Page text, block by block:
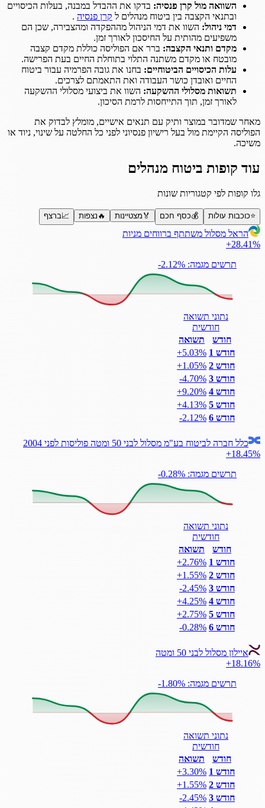
השוואה מול קרן פנסיה: בדקו את ההבדל במבנה, בעלות הכיסויים
ובתנאי הקצבה בין ביטוח מנהלים ל קרן פנסיה .
דמי ניהול: השוו את דמי הניהול מההפקדה ומהצבירה, שכן הם
משפיעים מהותית על החיסכון לאורך זמן.
מקדם ותנאי הקצבה: ברר אם הפוליסה כוללת מקדם קצבה
מובטח או מקדם משתנה התלוי בתוחלת החיים בעת הפרישה.
עלות הכיסויים הביטוחיים: בחנו את גובה הפרמיה עבור ביטוח
החיים ואובדן כושר העבודה ואת התאמתם לצרכים.
תשואות מסלולי ההשקעה: השוו את ביצועי מסלולי ההשקעה
לאורך זמן, תוך התייחסות לרמת הסיכון.
מאחר שמדובר במוצר ותיק עם תנאים אישיים, מומלץ לבדוק את
הפוליסה הקיימת מול בעל רישיון פנסיוני לפני כל החלטה על שינוי, ניוד או
משיכה.
עוד קופות ביטוח מנהלים
גלו קופות לפי קטגוריות שונות
⭐כוכבות עולות 💰כסף חכם 🏅 מצטיינות 🔥 נצפות 📈ברצף
הראל מסלול משתתף ברווחים מניות
+28.41%
תרשים מגמה: ‎-2.12%
נתוני תשואה
חודשית
חודש
תשואה
חודש 1
‎+5.03%
חודש 2
‎+1.05%
חודש 3
‎-4.70%
חודש 4
‎+9.20%
חודש 5
‎+4.13%
חודש 6
‎-2.12%
כלל חברה לביטוח בע"מ מסלול לבני 50 ומטה פוליסות לפני 2004
+18.45%
תרשים מגמה: ‎-0.28%
נתוני תשואה
חודשית
חודש
תשואה
חודש 1
‎+2.76%
חודש 2
‎+1.55%
חודש 3
‎-2.45%
חודש 4
‎+4.25%
חודש 5
‎+2.75%
חודש 6
‎-0.28%
איילון מסלול לבני 50 ומטה
+18.16%
תרשים מגמה: ‎-1.80%
נתוני תשואה
חודשית
חודש
תשואה
חודש 1
‎+3.30%
חודש 2
‎+1.55%
חודש 3
‎-2.45%